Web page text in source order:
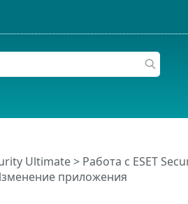
Ultimate> Работа с ESET
приложения